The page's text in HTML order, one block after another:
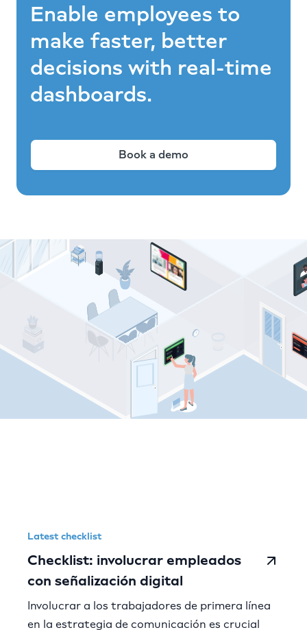
Enable employees to
make faster, better
decisions with real-time
dashboards.
Book a demo
Comeen resources
Latest checklist
Checklist: involucrar empleados
con señalización digital
Involucrar a los trabajadores de primera línea
en la estrategia de comunicación es crucial